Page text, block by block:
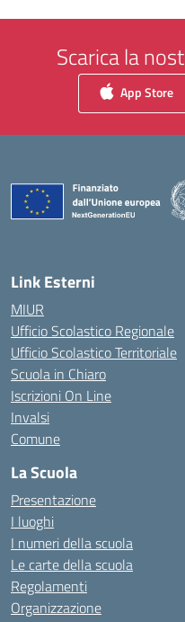
Scarica la
App Store
Link Esterni
MIUR
Ufficio Scolastico Regionale
Ufficio Scolastico Territoriale
Scuola in Chiaro
Iscrizioni On Line
Invalsi
Comune
La Scuola
Presentazione
I luoghi
I numeri della scuola
Le carte della scuola
Regolamenti
Organizzazione